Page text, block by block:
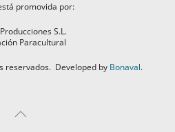
promovida por:
S.L.
Paracultural
reservados. Developed by Bonaval.